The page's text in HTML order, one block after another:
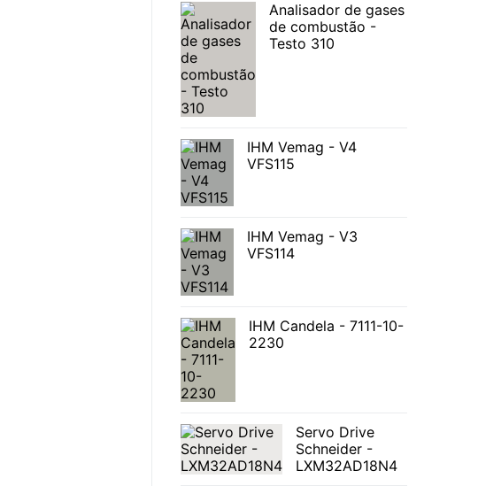
Analisador de gases
de combustão -
Testo 310
IHM Vemag - V4
VFS115
IHM Vemag - V3
VFS114
IHM Candela - 7111-10-
2230
Servo Drive
Schneider -
LXM32AD18N4